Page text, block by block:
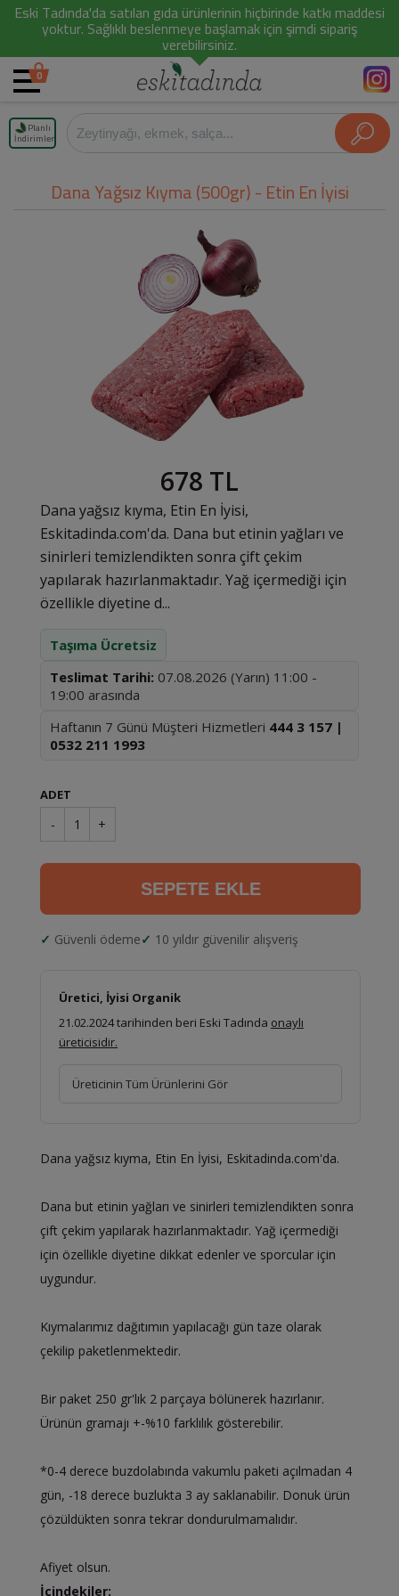
Eski Tadında'da satılan gıda ürünlerinin hiçbirinde katkı maddesi
yoktur. Sağlıklı beslenmeye başlamak için şimdi sipariş
verebilirsiniz.
0
Planlı
İndirimler
Dana Yağsız Kıyma (500gr) - Etin En İyisi
678 TL
Dana yağsız kıyma, Etin En İyisi,
Eskitadinda.com'da. Dana but etinin yağları ve
sinirleri temizlendikten sonra çift çekim
yapılarak hazırlanmaktadır. Yağ içermediği için
özellikle diyetine d...
Taşıma Ücretsiz
Teslimat Tarihi: 07.08.2026 (Yarın) 11:00 -
19:00 arasında
Haftanın 7 Günü Müşteri Hizmetleri 444 3 157 |
0532 211 1993
ADET
- 1 +
SEPETE EKLE
Güvenli ödeme 10 yıldır güvenilir alışveriş
Üretici, İyisi Organik
21.02.2024 tarihinden beri Eski Tadında onaylı
üreticisidir.
Üreticinin Tüm Ürünlerini Gör
Dana yağsız kıyma, Etin En İyisi, Eskitadinda.com'da.
Dana but etinin yağları ve sinirleri temizlendikten sonra
çift çekim yapılarak hazırlanmaktadır. Yağ içermediği
için özellikle diyetine dikkat edenler ve sporcular için
uygundur.
Kıymalarımız dağıtımın yapılacağı gün taze olarak
çekilip paketlenmektedir.
Bir paket 250 gr'lık 2 parçaya bölünerek hazırlanır.
Ürünün gramajı +-%10 farklılık gösterebilir.
*0-4 derece buzdolabında vakumlu paketi açılmadan 4
gün, -18 derece buzlukta 3 ay saklanabilir. Donuk ürün
çözüldükten sonra tekrar dondurulmamalıdır.
Afiyet olsun.
İçindekiler: